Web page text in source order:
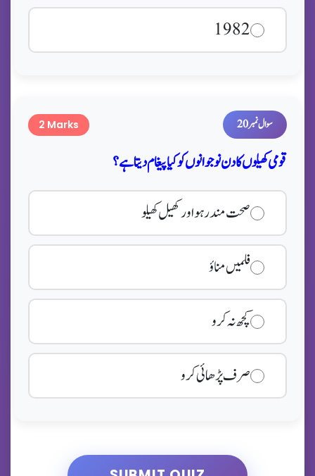
1982
2 Marks سوال نمبر 20
قومی کھیلوں کا دن نوجوانوں کو کیا پیغام دیتا ہے؟
صحت مند رہو اور کھیل کھیلو
فلمیں مناؤ
کچھ نہ کرو
صرف پڑھائی کرو